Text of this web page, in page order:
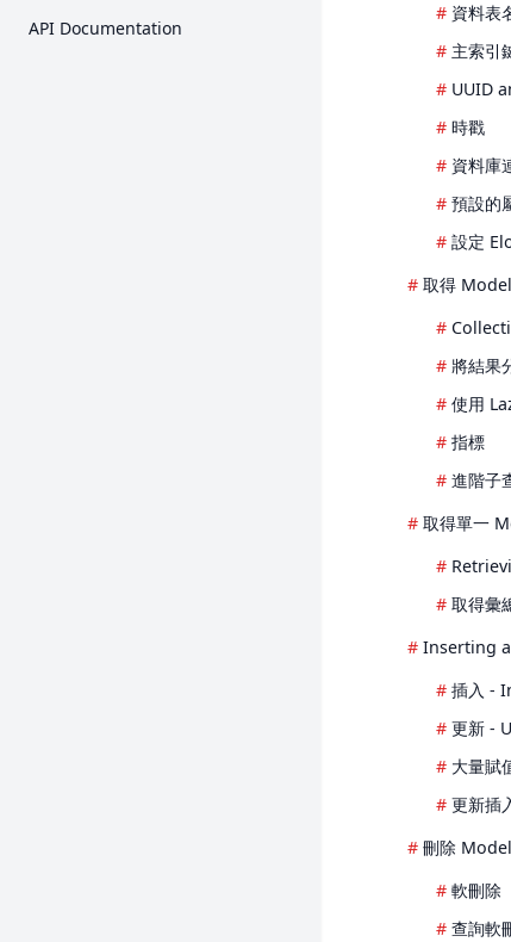
通知
API Documentation
資料表
主索引
UUID
時戳
資料庫
預設的
設定
取得 Model
將結果
使用
指標
進階子
取得單一
取得彙
Inserting
插入 -
更新 -
大量賦
更新插
刪除 Model
軟刪除
查詢軟